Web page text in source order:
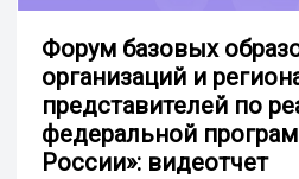
Форум базовых
организаций и
представителей по
федеральной
России»: видеотчет